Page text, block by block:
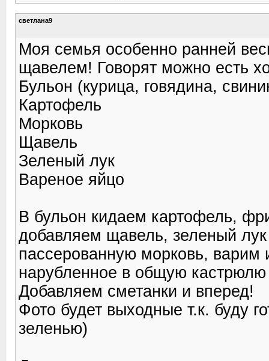
светлана9
Моя семья особенно ранней
щавелем! Говорят можно есть
Бульон (курица, говядина,
Картофель
Морковь
Щавель
Зеленый лук
Вареное яйцо
В бульон кидаем картофель,
добавляем щавель, зеленый
пассерованную морковь, варим
нарубленное в общую
Добавляем сметанки и вперед!
Фото будет выходные т.к. буду
зеленью)